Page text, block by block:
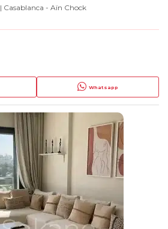
| Casablanca - Aïn Chock
Whatsapp